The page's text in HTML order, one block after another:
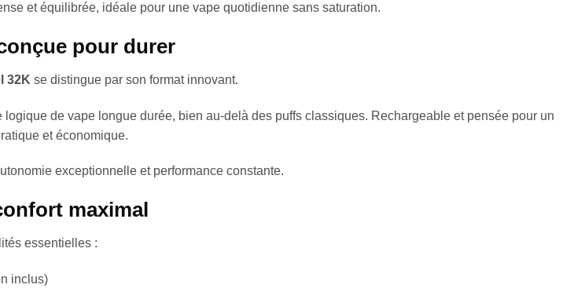
et équilibrée, idéale pour une vape quotidienne sans saturation.
pour durer
32K se distingue par son format innovant.
logique de vape longue durée, bien au-delà des puffs classiques. Rechargeable et pensée pour un
et économique.
exceptionnelle et performance constante.
maximal
essentielles :
inclus)